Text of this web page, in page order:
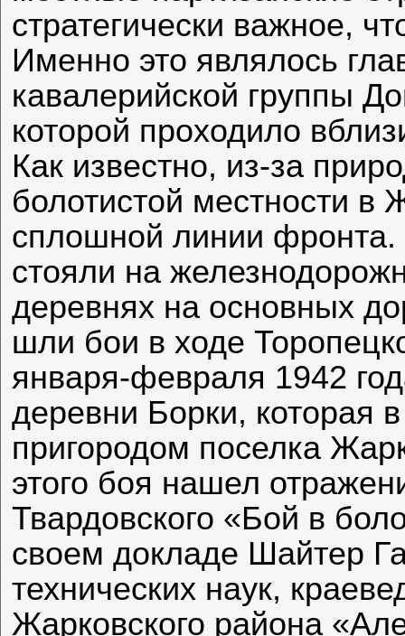
стратегически важное,
Именно это являлось
кавалерийской группы
которой проходило
Как известно, из-за
болотистой местности
сплошной линии
стояли на
деревнях на основных
шли бои в ходе
января-февраля 1942
деревни Борки, которая
пригородом поселка
этого боя нашел
Твардовского «Бой в
своем докладе Шайтер
технических наук,
Жарковского района